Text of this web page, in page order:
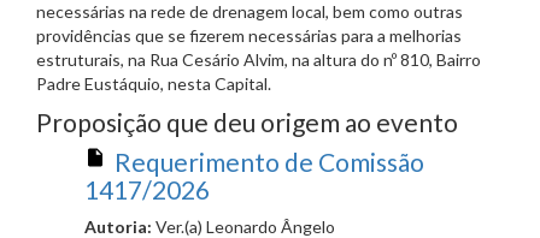
necessárias na rede de drenagem local, bem como outras
providências que se fizerem necessárias para a melhorias
estruturais, na Rua Cesário Alvim, na altura do nº 810, Bairro
Padre Eustáquio, nesta Capital.
Proposição que deu origem ao evento
Requerimento de Comissão
1417/2026
Autoria: Ver.(a) Leonardo Ângelo